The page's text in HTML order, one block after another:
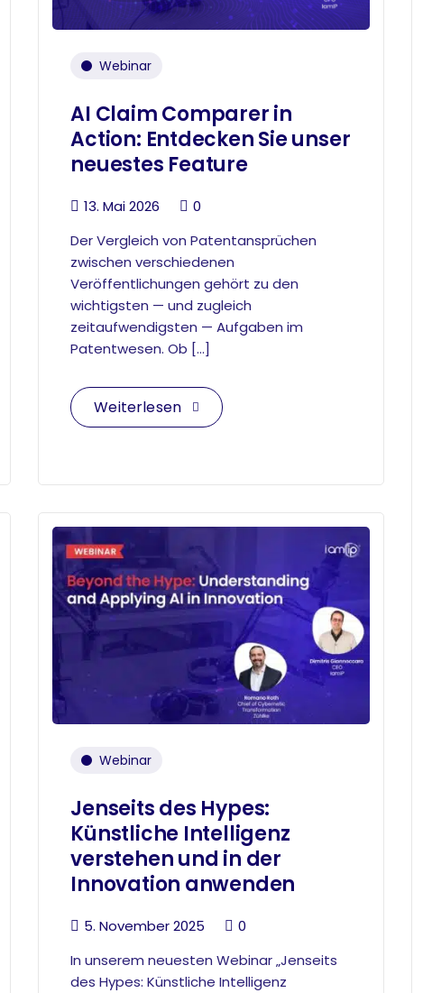
Webinar
AI Claim Comparer in
Action: Entdecken Sie unser
neuestes Feature
13. Mai 2026
0
Der Vergleich von Patentansprüchen
zwischen verschiedenen
Veröffentlichungen gehört zu den
wichtigsten — und zugleich
zeitaufwendigsten — Aufgaben im
Patentwesen. Ob […]
Weiterlesen
Webinar
Jenseits des Hypes:
Künstliche Intelligenz
verstehen und in der
Innovation anwenden
5. November 2025
0
In unserem neuesten Webinar „Jenseits
des Hypes: Künstliche Intelligenz